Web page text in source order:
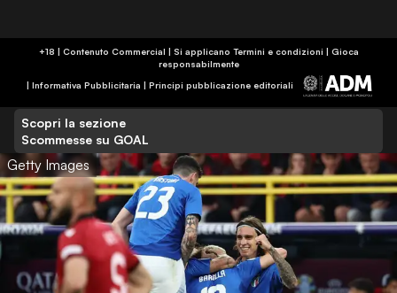
+18 | Contenuto Commercial | Si applicano Termini e condizioni | Gioca
responsabilmente
| Informativa Pubblicitaria | Principi pubblicazione editoriali
Scopri la sezione
Scommesse su GOAL
Getty Images